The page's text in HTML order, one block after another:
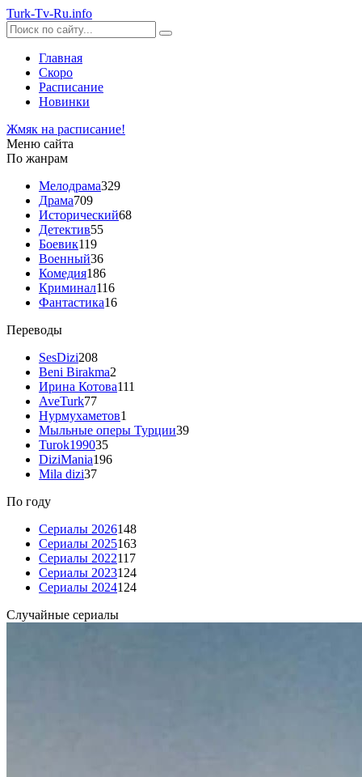
Turk-Tv-Ru.info
Главная
Скоро
Расписание
Новинки
Жмяк на расписание!
Меню сайта
По жанрам
Мелодрама329
Драма709
Исторический68
Детектив55
Боевик119
Военный36
Комедия186
Криминал116
Фантастика16
Переводы
SesDizi208
Beni Birakma2
Ирина Котова111
AveTurk77
Нурмухаметов1
Мыльные оперы Турции39
Turok199035
DiziMania196
Mila dizi37
По году
Сериалы 2026148
Сериалы 2025163
Сериалы 2022117
Сериалы 2023124
Сериалы 2024124
Случайные сериалы